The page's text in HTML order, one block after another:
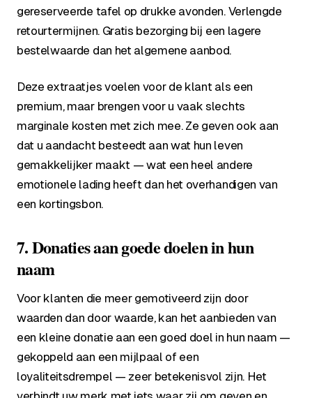
gereserveerde tafel op drukke avonden. Verlengde
retourtermijnen. Gratis bezorging bij een lagere
bestelwaarde dan het algemene aanbod.
Deze extraatjes voelen voor de klant als een
premium, maar brengen voor u vaak slechts
marginale kosten met zich mee. Ze geven ook aan
dat u aandacht besteedt aan wat hun leven
gemakkelijker maakt — wat een heel andere
emotionele lading heeft dan het overhandigen van
een kortingsbon.
7. Donaties aan goede doelen in hun
naam
Voor klanten die meer gemotiveerd zijn door
waarden dan door waarde, kan het aanbieden van
een kleine donatie aan een goed doel in hun naam —
gekoppeld aan een mijlpaal of een
loyaliteitsdrempel — zeer betekenisvol zijn. Het